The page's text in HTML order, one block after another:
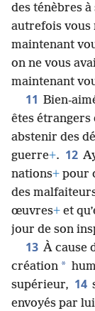
des ténèbres
autrefois vous
maintenant
on ne vous
maintenant
11 Bien-
êtes
abstenir des
guerre+. 12
nations+ pour
des
œuvres+ et
jour de son
13 À cause
création *
supérieur, 14
envoyés par